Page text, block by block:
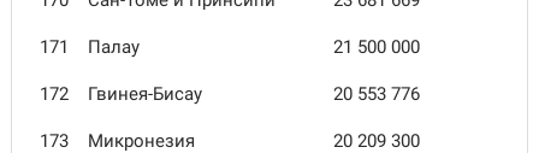
171 Палау 21 500 000
172 Гвинея-Бисау 20 553 776
173 Микронезия 20 209 300